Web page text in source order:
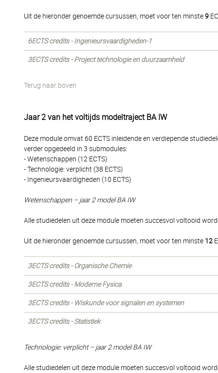
Uit de hieronder genoemde cursussen, moet voor ten minste9
6ECTS credits - Ingenieursvaardigheden-1
3ECTS credits - Project technologie en duurzaamheid
Terug naar boven
Jaar 2 van het voltijds modeltraject BA IW
Deze module omvat 60 ECTS inleidende en verdiepende
verder opgedeeld in 3 submodules:
- Wetenschappen (12 ECTS)
- Technologie: verplicht (38 ECTS)
- Ingenieursvaardigheden (10 ECTS)
Wetenschappen – jaar 2 model BA IW
Alle studiedelen uit deze module moeten succesvol voltooid
Uit de hieronder genoemde cursussen, moet voor ten minste 12
3ECTS credits - Organische Chemie
3ECTS credits - Moderne Fysica
3ECTS credits - Wiskunde voor signalen en systemen
3ECTS credits - Statistiek
Technologie: verplicht – jaar 2 model BA IW
Alle studiedelen uit deze module moeten succesvol voltooid